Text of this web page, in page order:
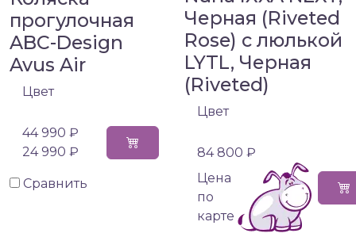
прогулочная
ABC-Design
Avus Air
Цвет
44 990 ₽
24 990 ₽
Сравнить
Черная (Riveted
Rose) с люлькой
LYTL, Черная
(Riveted)
Цвет
84 800 ₽
Цена
по
карте